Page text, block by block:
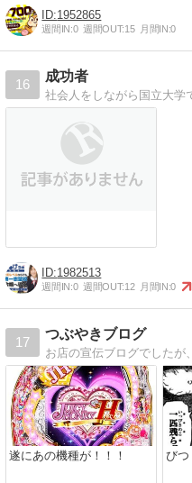
1952865
週間IN:0 週間OUT:15 月間IN:0
16
成功者
1982513
週間IN:0 週間OUT:12 月間IN:0
17
つぶやきブログ
遂にあの機種が！！！ びつ